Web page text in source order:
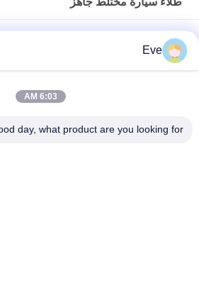
مقاوم للرطوبة جاهزة للوحة المركبة
للأشعة فوق البنفسجية متعددة الوظائف
سامة
Eve
6:03 AM
day, what product are you looking for?